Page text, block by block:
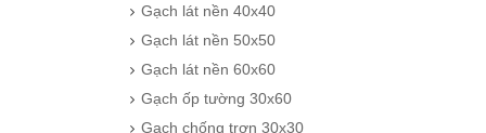
Gạch lát nền 40x40
Gạch lát nền 50x50
Gạch lát nền 60x60
Gạch ốp tường 30x60
Gạch chống trơn 30x30